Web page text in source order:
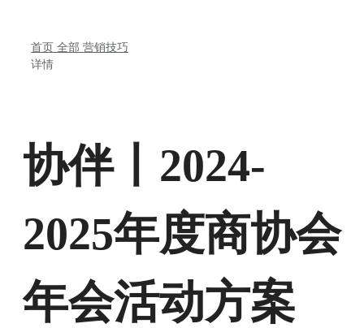
首页 全部 营销技巧
详情
协伴丨2024-
2025年度商协会
年会活动方案